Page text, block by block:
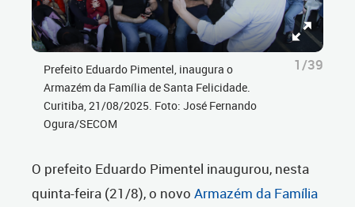
Prefeito Eduardo Pimentel, inaugura o
Armazém da Família de Santa Felicidade.
Curitiba, 21/08/2025. Foto: José Fernando
Ogura/SECOM
1/39
O prefeito Eduardo Pimentel inaugurou, nesta
quinta-feira (21/8), o novo Armazém da Família